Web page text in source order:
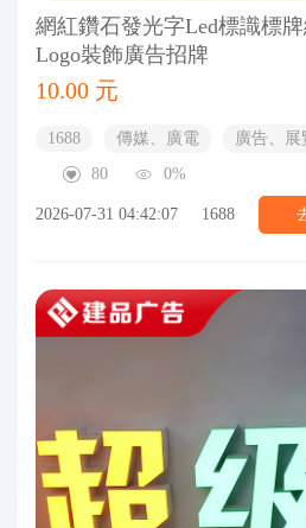
網紅鑽石發光字Led標識標
Logo裝飾廣告招牌
10.00 元
1688 傳媒、廣電 廣告、展
80
0%
2026-07-31 04:42:07 1688